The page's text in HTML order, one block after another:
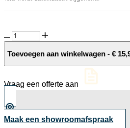
Schellevis
oud
hollandse
Taupe
Toevoegen aan winkelwagen - €
Vraag een offerte aan
Maak een showroomafspraak